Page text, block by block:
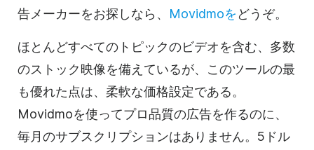
告メーカーをお探しなら、 Movidmoを どうぞ。
ほとんどすべてのトピックのビデオを含む、多数
のストック映像を備えているが、このツールの最
も優れた点は、柔軟な価格設定である。
Movidmoを使ってプロ品質の広告を作るのに、
毎月のサブスクリプションはありません。5ドル